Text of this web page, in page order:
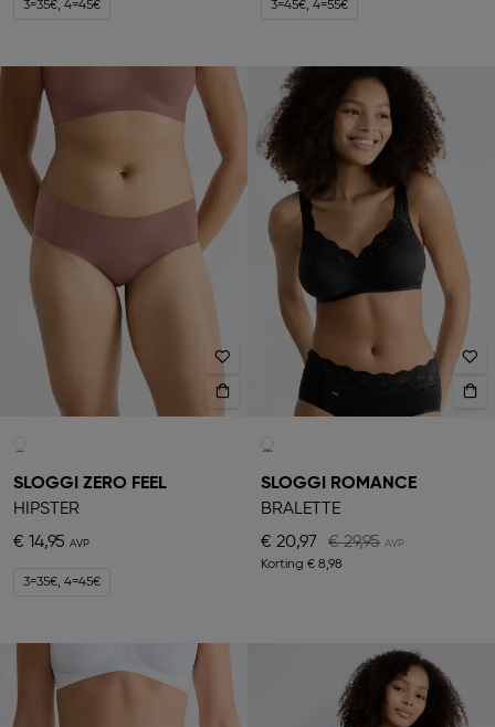
3=35€, 4=45€ 3=45€, 4=55€
SLOGGI ZERO FEEL
HIPSTER
€ 14,95
3=35€, 4=45€
SLOGGI ROMANCE
BRALETTE
€ 20,97
€ 29,95
Korting € 8,98